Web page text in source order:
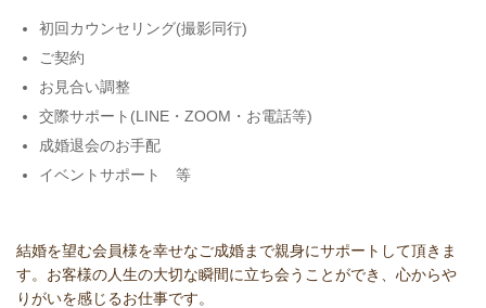
初回カウンセリング(撮影同行)
ご契約
お見合い調整
交際サポート(LINE・ZOOM・お電話等)
成婚退会のお手配
イベントサポート 等
結婚を望む会員様を幸せなご成婚まで親身にサポートして頂きま
す。お客様の人生の大切な瞬間に立ち会うことができ、 心からや
りがいを感じるお仕事です。